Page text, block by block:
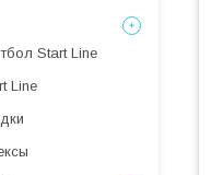
Start Line
Line